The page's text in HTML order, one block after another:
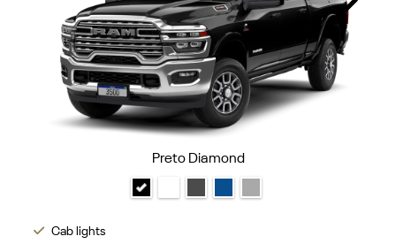
Preto Diamond
Cab lights
Next